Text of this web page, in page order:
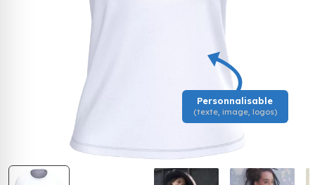
Personnalisable
(texte, image, logos)